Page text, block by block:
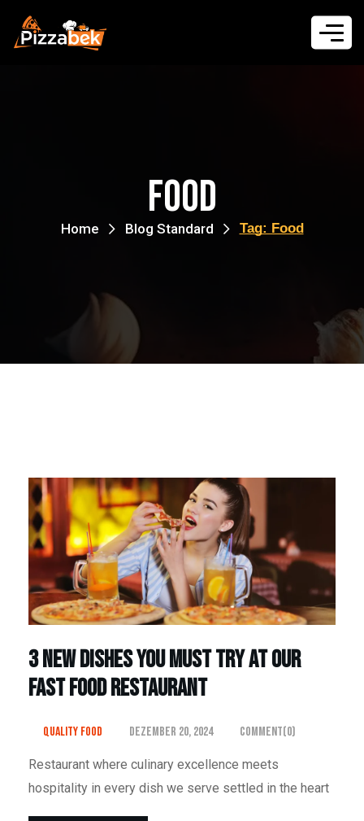
Food
Home Blog Standard Tag: Food
3 New Dishes You Must Try at Our
Fast Food Restaurant
Quality Food Dezember 20, 2024 Comment(0)
Restaurant where culinary excellence meets
hospitality in every dish we serve settled in the heart